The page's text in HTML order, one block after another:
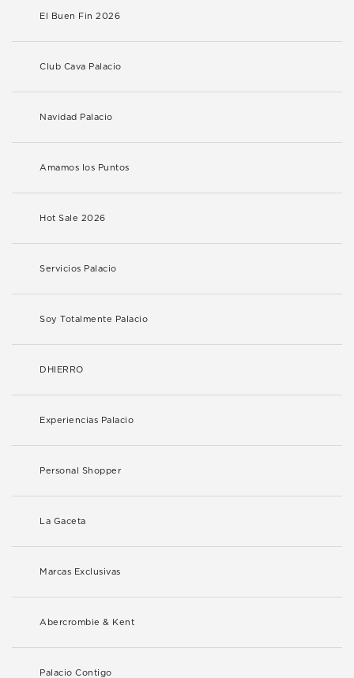
El Buen Fin 2026
Club Cava Palacio
Navidad Palacio
Amamos los Puntos
Hot Sale 2026
Servicios Palacio
Soy Totalmente Palacio
DHIERRO
Experiencias Palacio
Personal Shopper
La Gaceta
Marcas Exclusivas
Abercrombie & Kent
Palacio Contigo